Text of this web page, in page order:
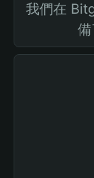
我們在